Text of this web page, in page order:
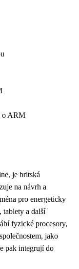
o ARM
je britská
na návrh a
pro energeticky
tablety a další
fyzické procesory,
jako
pak integrují do